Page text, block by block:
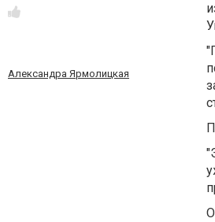
Александра Ярмолицкая